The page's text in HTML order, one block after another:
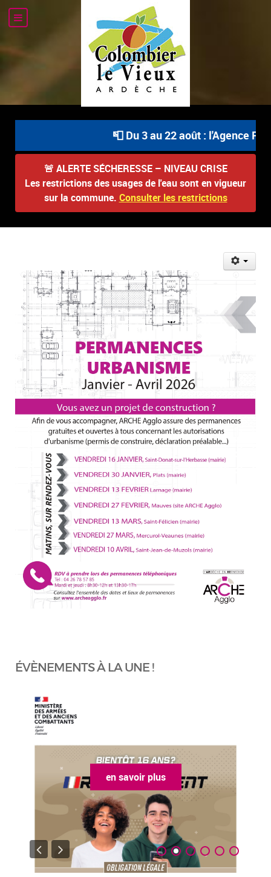
📮 Du 3 au 22 août : l'Agence
🚨 ALERTE SÉCHERESSE – NIVEAU CRISE
Les restrictions des usages de l'eau sont en vigueur
sur la commune. Consulter les restrictions
ÉVÈNEMENTS À LA UNE !
en savoir plus